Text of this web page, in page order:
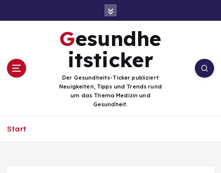
i
Gesundhe
itsticker
Der Gesundheits-Ticker publiziert
Neuigkeiten, Tipps und Trends rund
um das Thema Medizin und
Gesundheit.
Start